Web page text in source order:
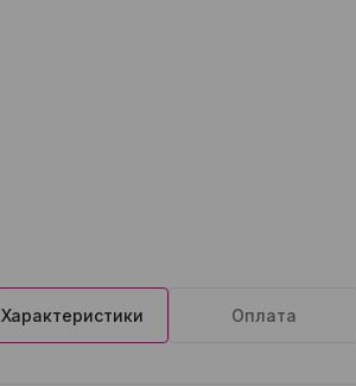
Характеристики Оплата